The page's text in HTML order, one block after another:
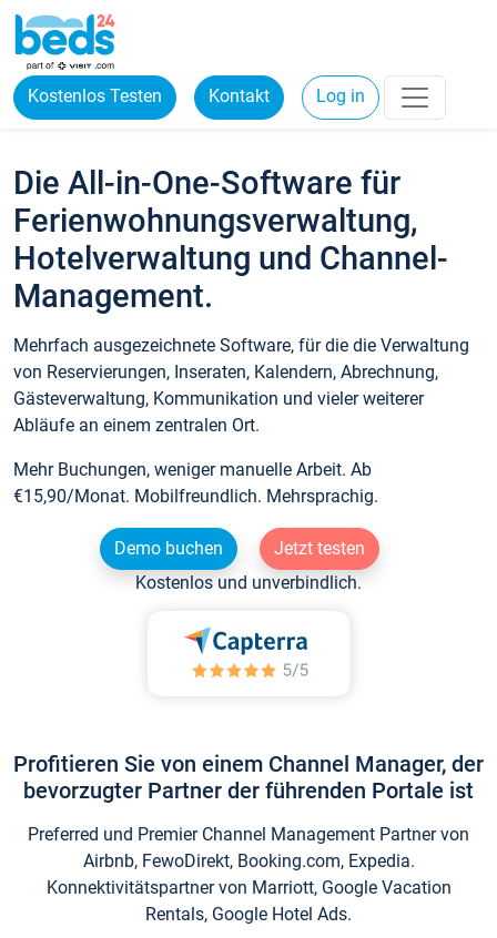
Kostenlos Testen Kontakt Log in
Die All-in-One-Software für
Ferienwohnungsverwaltung,
Hotelverwaltung und Channel-
Management.
Mehrfach ausgezeichnete Software, für die die Verwaltung
von Reservierungen, Inseraten, Kalendern, Abrechnung,
Gästeverwaltung, Kommunikation und vieler weiterer
Abläufe an einem zentralen Ort.
Mehr Buchungen, weniger manuelle Arbeit. Ab
€15,90/Monat. Mobilfreundlich. Mehrsprachig.
Demo buchen
Jetzt testen
Kostenlos und unverbindlich.
Profitieren Sie von einem Channel Manager, der
bevorzugter Partner der führenden Portale ist
Preferred und Premier Channel Management Partner von
Airbnb, FewoDirekt, Booking.com, Expedia.
Konnektivitätspartner von Marriott, Google Vacation
Rentals, Google Hotel Ads.